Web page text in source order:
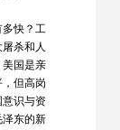
多快？工
杀和人
美国是亲
，但高岗
意识与资
泽东的新